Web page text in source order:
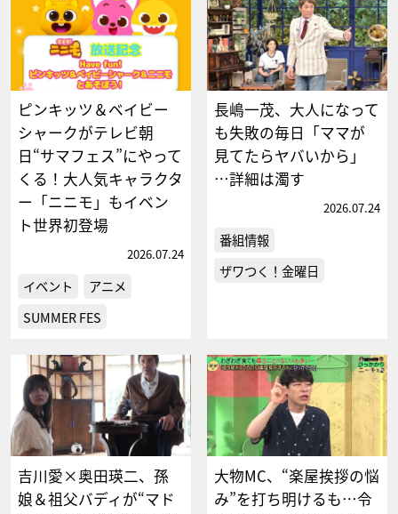
ピンキッツ＆ベイビー
シャークがテレビ朝
日“サマフェス”にやって
くる！大人気キャラクタ
ー「ニニモ」もイベン
ト世界初登場
2026.07.24
イベント
アニメ
SUMMER FES
長嶋一茂、大人になって
も失敗の毎日「ママが
見てたらヤバいから」
…詳細は濁す
2026.07.24
番組情報
ザワつく！金曜日
吉川愛×奥田瑛二、孫
娘＆祖父バディが“マド
大物MC、“楽屋挨拶の悩
み”を打ち明けるも…令